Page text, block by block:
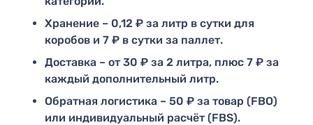
Хранение – 0,12 ₽ за литр в сутки для
коробов и 7 ₽ в сутки за паллет.
Доставка – от 30 ₽ за 2 литра, плюс 7 ₽ за
каждый дополнительный литр.
Обратная логистика – 50 ₽ за товар (FBO)
или индивидуальный расчёт (FBS).